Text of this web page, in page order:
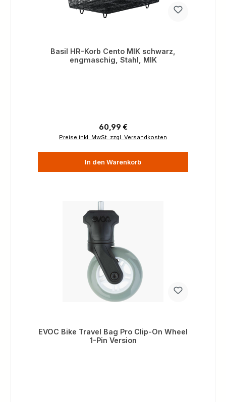
Basil HR-Korb Cento MIK schwarz,
engmaschig, Stahl, MIK
Regulärer Preis:
60,99 €
Preise inkl. MwSt. zzgl. Versandkosten
In den Warenkorb
EVOC Bike Travel Bag Pro Clip-On Wheel
1-Pin Version